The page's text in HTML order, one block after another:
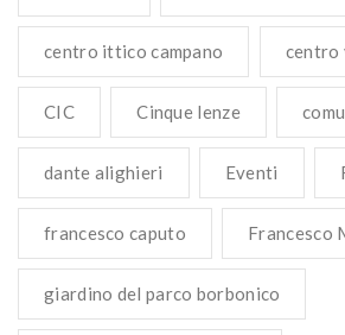
centro ittico campano centro
CIC Cinque lenze
dante alighieri Eventi
francesco caputo Francesco
giardino del parco borbonico